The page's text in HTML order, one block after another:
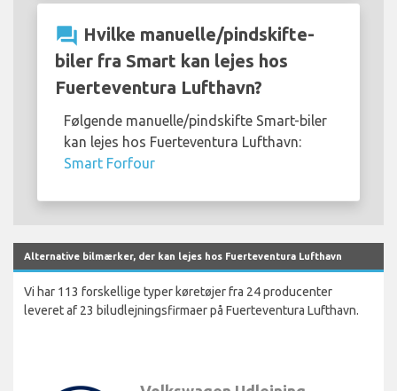
question_answer Hvilke manuelle/pindskifte-
biler fra Smart kan lejes hos
Fuerteventura Lufthavn?
Følgende manuelle/pindskifte Smart-biler
kan lejes hos Fuerteventura Lufthavn:
Smart Forfour
Alternative bilmærker, der kan lejes hos Fuerteventura Lufthavn
Vi har 113 forskellige typer køretøjer fra 24 producenter
leveret af 23 biludlejningsfirmaer på Fuerteventura Lufthavn.